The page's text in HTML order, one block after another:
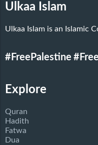
Ulkaa Islam
Ulkaa Islam is an Islamic
#FreePalestine
Explore
Quran
Hadith
Fatwa
Dua